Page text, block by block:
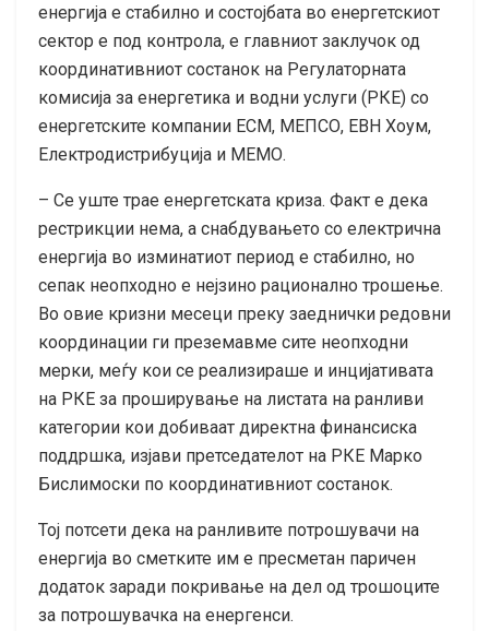
енергија е стабилно и состојбата во енергетскиот
сектор е под контрола, е главниот заклучок од
координативниот состанок на Регулаторната
комисија за енергетика и водни услуги (РКЕ) со
енергетските компании ЕСМ, МЕПСО, ЕВН Хоум,
Електродистрибуција и МЕМО.
– Се уште трае енергетската криза. Факт е дека
рестрикции нема, а снабдувањето со електрична
енергија во изминатиот период е стабилно, но
сепак неопходно е нејзино рационално трошење.
Во овие кризни месеци преку заеднички редовни
координации ги преземавме сите неопходни
мерки, меѓу кои се реализираше и инцијативата
на РКЕ за проширување на листата на ранливи
категории кои добиваат директна финансиска
поддршка, изјави претседателот на РКЕ Марко
Бислимоски по координативниот состанок.
Тој потсети дека на ранливите потрошувачи на
енергија во сметките им е пресметан паричен
додаток заради покривање на дел од трошоците
за потрошувачка на енергенси.